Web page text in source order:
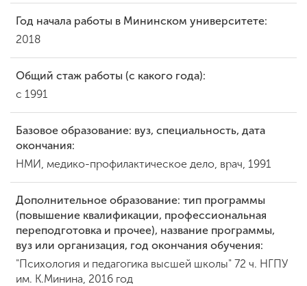
Сведения об
образовательной
ENG
комиссия
+7 (831) 262-26-20
Год начала работы в Мининском университете:
2018
Общий стаж работы (с какого года):
с 1991
Базовое образование: вуз, специальность, дата
окончания:
НМИ, медико-профилактическое дело, врач, 1991
Дополнительное образование: тип программы
(повышение квалификации, профессиональная
переподготовка и прочее), название программы,
вуз или организация, год окончания обучения:
"Психология и педагогика высшей школы" 72 ч. НГПУ
им. К.Минина, 2016 год